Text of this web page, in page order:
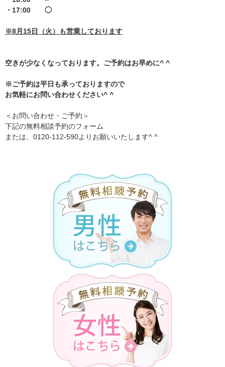
・17:00 ◯
※8月15日（火）も営業しております
空きが少なくなっております。ご予約はお早めに^ ^
※ご予約は平日も承っておりますので
お気軽にお問い合わせください^ ^
＜お問い合わせ・ご予約＞
下記の無料相談予約のフォーム
または、0120-112-590よりお願いいたします^ ^